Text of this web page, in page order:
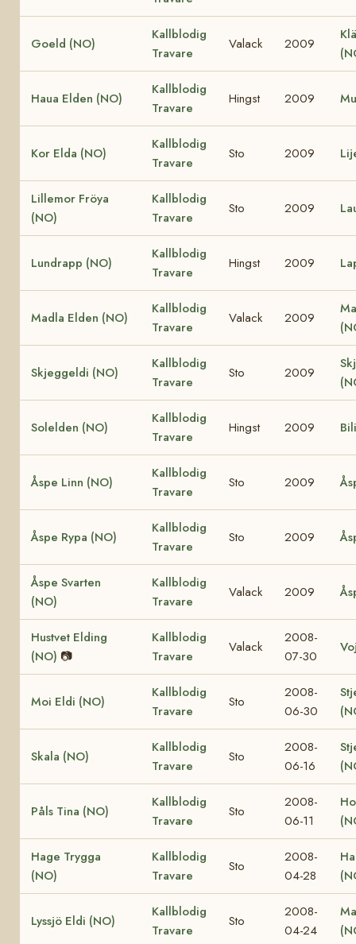
Goeld (NO)
Kallblodig
Travare
Valack 2009
Haua Elden (NO)
Kallblodig
Travare
Hingst 2009
Kor Elda (NO)
Kallblodig
Travare
Sto 2009
Lillemor Fröya
(NO)
Kallblodig
Travare
Sto 2009
Lundrapp (NO)
Kallblodig
Travare
Hingst 2009
Madla Elden (NO)
Kallblodig
Travare
Valack 2009
Skjeggeldi (NO)
Kallblodig
Travare
Sto 2009
Solelden (NO)
Kallblodig
Travare
Hingst 2009
Åspe Linn (NO)
Kallblodig
Travare
Sto 2009
Åspe Rypa (NO)
Kallblodig
Travare
Sto 2009
Åspe Svarten
(NO)
Kallblodig
Travare
Valack 2009
Hustvet Elding
(NO) 📷
Kallblodig
Travare
Valack
2008-
07-30
Moi Eldi (NO)
Kallblodig
Travare
Sto
2008-
06-30
Skala (NO)
Kallblodig
Travare
Sto
2008-
06-16
Påls Tina (NO)
Kallblodig
Travare
Sto
2008-
06-11
Hage Trygga
(NO)
Kallblodig
Travare
Sto
2008-
04-28
Lyssjö Eldi (NO)
Kallblodig
Travare
Sto
2008-
04-24